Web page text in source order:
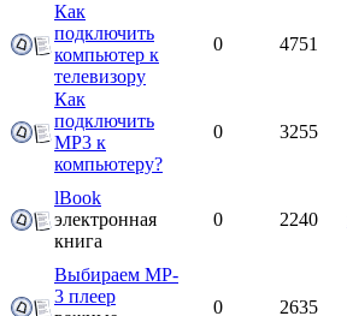
Как
подключить
компьютер к
телевизору
0 4751
Как
подключить
МР3 к
компьютеру?
0 3255
lBook
электронная
книга
0 2240
Выбираем MP-
3 плеер
0 2635